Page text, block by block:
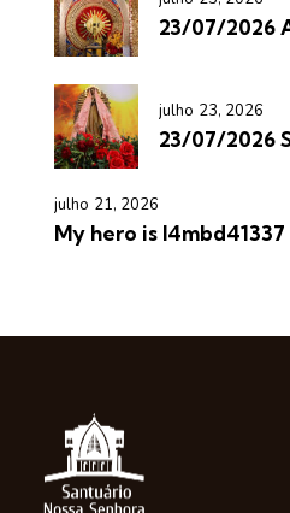
23/07/2026
julho 23, 2026
23/07/2026
julho 21, 2026
My hero is l4mbd41337